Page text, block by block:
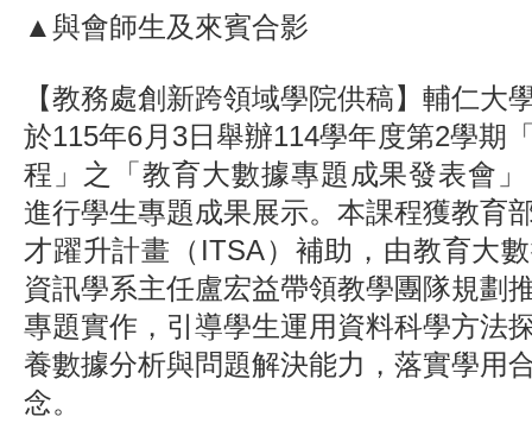
▲與會師生及來賓合影
【教務處創新跨領域學院供稿】輔仁大
於115年6月3日舉辦114學年度第2學期
程」之「教育大數據專題成果發表會
進行學生專題成果展示。本課程獲教育
才躍升計畫（ITSA）補助，由教育大
資訊學系主任盧宏益帶領教學團隊規劃
專題實作，引導學生運用資料科學方法
養數據分析與問題解決能力，落實學用
念。